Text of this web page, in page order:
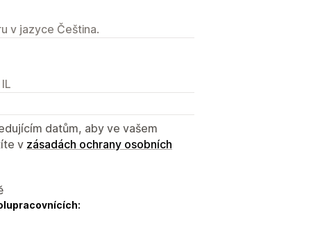
v jazyce Čeština.
datům, aby ve vašem
v zásadách ochrany osobních